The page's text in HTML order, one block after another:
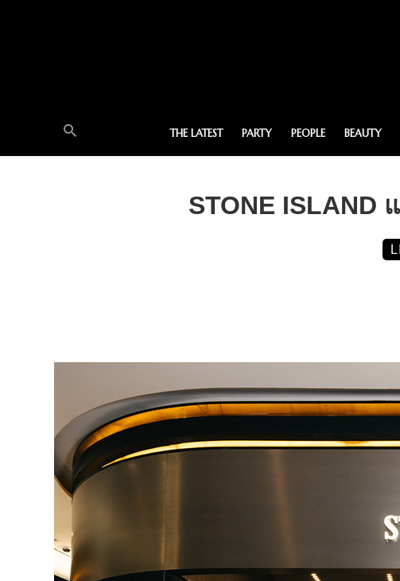
THE LATEST PARTY PEOPLE BEAUTY
STONE ISLAND